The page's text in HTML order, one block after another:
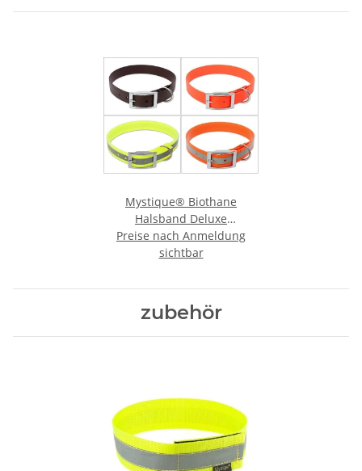
Mystique® Biothane
Halsband Deluxe
Hundehalsband
Preise nach Anmeldung
sichtbar
zubehör